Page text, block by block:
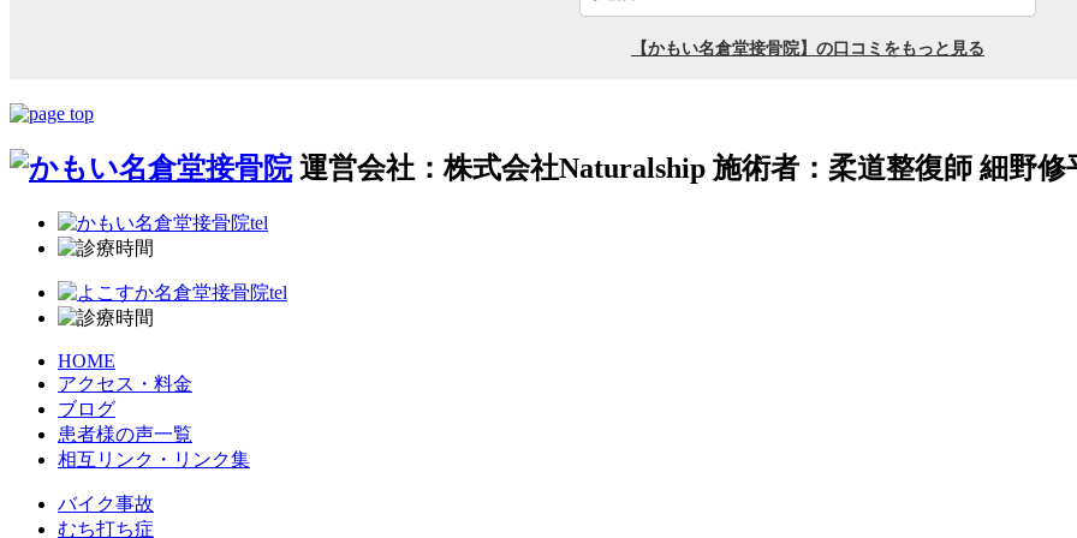
運営会社：株式会社Naturalship 施術者：柔道整復師 細野修
HOME
アクセス・料金
ブログ
患者様の声一覧
相互リンク・リンク集
バイク事故
むち打ち症